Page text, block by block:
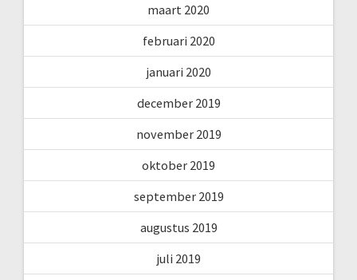
maart 2020
februari 2020
januari 2020
december 2019
november 2019
oktober 2019
september 2019
augustus 2019
juli 2019